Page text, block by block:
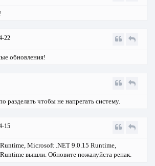
22
обновления!
разделать чтобы не напрегать систему.
15
Microsoft .NET 9.0.15 Runtime,
вышли. Обновите пожалуйста репак.